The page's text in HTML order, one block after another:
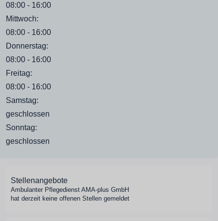
08:00 - 16:00
Mittwoch:
08:00 - 16:00
Donnerstag:
08:00 - 16:00
Freitag:
08:00 - 16:00
Samstag:
geschlossen
Sonntag:
geschlossen
Stellenangebote
Ambulanter Pflegedienst AMA-plus GmbH
hat derzeit keine offenen Stellen gemeldet